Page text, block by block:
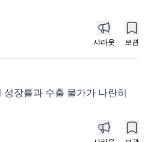
샤라웃 보관
장률과 수출 물가가 나란히